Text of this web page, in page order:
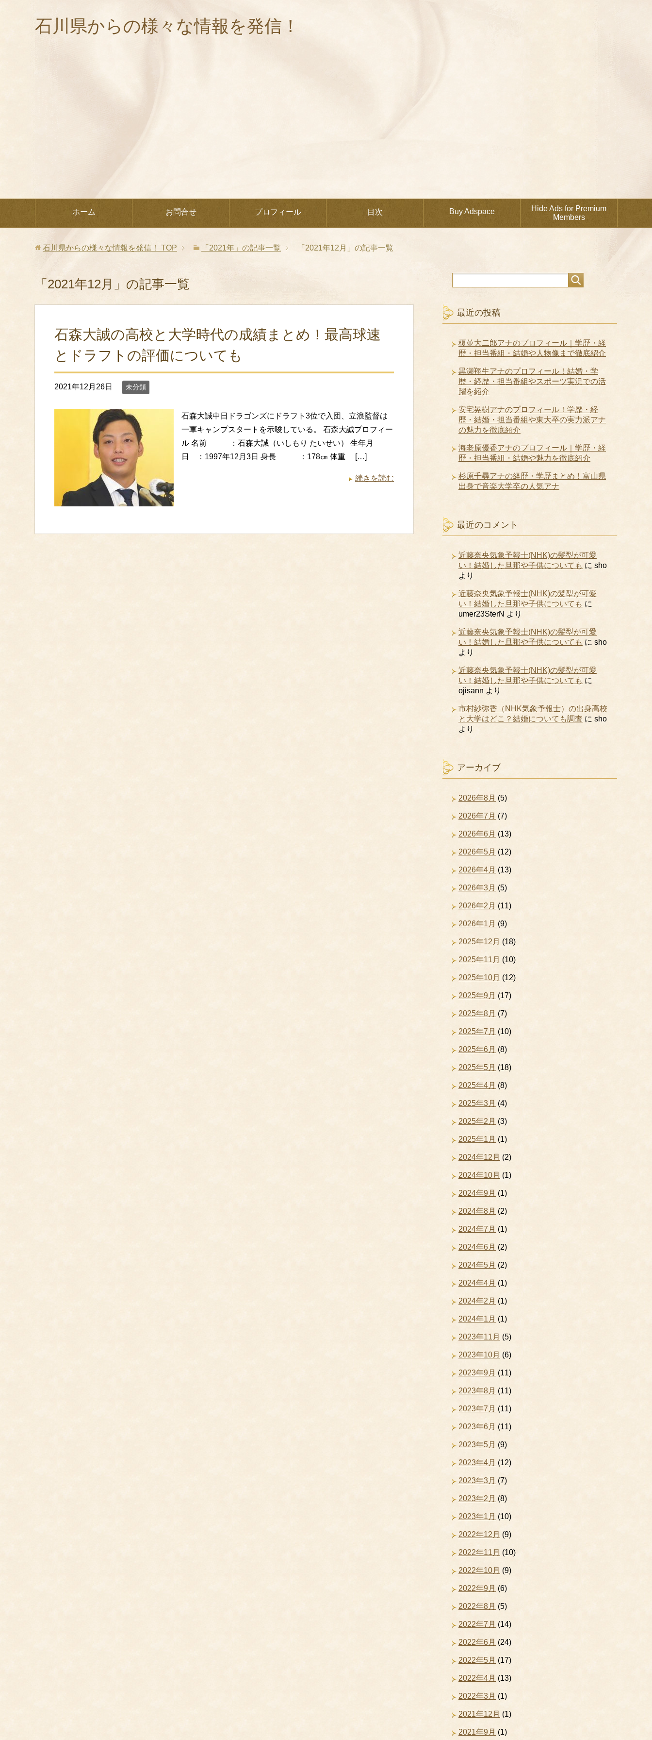
石川県からの様々な情報を発信！
ホーム お問合せ プロフィール 目次 Buy Adspace
Hide Ads for Premium
Members
石川県からの様々な情報を発信！ TOP 「2021年」の記事一覧 「2021年12月」の記事一覧
「2021年12月」の記事一覧
石森大誠の高校と大学時代の成績まとめ！最高球速
とドラフトの評価についても
2021年12月26日 未分類
石森大誠中日ドラゴンズにドラフト3位で入団、立浪監督は
一軍キャンプスタートを示唆している。 石森大誠プロフィー
ル 名前 ：石森大誠（いしもり たいせい） 生年月
日 ：1997年12月3日 身長 ：178㎝ 体重 […]
続きを読む
最近の投稿
榎並大二郎アナのプロフィール｜学歴・経
歴・担当番組・結婚や人物像まで徹底紹介
黒瀬翔生アナのプロフィール！結婚・学
歴・経歴・担当番組やスポーツ実況での活
躍を紹介
安宅晃樹アナのプロフィール！学歴・経
歴・結婚・担当番組や東大卒の実力派アナ
の魅力を徹底紹介
海老原優香アナのプロフィール｜学歴・経
歴・担当番組・結婚や魅力を徹底紹介
杉原千尋アナの経歴・学歴まとめ！富山県
出身で音楽大学卒の人気アナ
最近のコメント
近藤奈央気象予報士(NHK)の髪型が可愛
い！結婚した旦那や子供についても に sho
より
近藤奈央気象予報士(NHK)の髪型が可愛
い！結婚した旦那や子供についても に
umer23SterN より
近藤奈央気象予報士(NHK)の髪型が可愛
い！結婚した旦那や子供についても に sho
より
近藤奈央気象予報士(NHK)の髪型が可愛
い！結婚した旦那や子供についても に
ojisann より
市村紗弥香（NHK気象予報士）の出身高校
と大学はどこ？結婚についても調査 に sho
より
アーカイブ
2026年8月 (5)
2026年7月 (7)
2026年6月 (13)
2026年5月 (12)
2026年4月 (13)
2026年3月 (5)
2026年2月 (11)
2026年1月 (9)
2025年12月 (18)
2025年11月 (10)
2025年10月 (12)
2025年9月 (17)
2025年8月 (7)
2025年7月 (10)
2025年6月 (8)
2025年5月 (18)
2025年4月 (8)
2025年3月 (4)
2025年2月 (3)
2025年1月 (1)
2024年12月 (2)
2024年10月 (1)
2024年9月 (1)
2024年8月 (2)
2024年7月 (1)
2024年6月 (2)
2024年5月 (2)
2024年4月 (1)
2024年2月 (1)
2024年1月 (1)
2023年11月 (5)
2023年10月 (6)
2023年9月 (11)
2023年8月 (11)
2023年7月 (11)
2023年6月 (11)
2023年5月 (9)
2023年4月 (12)
2023年3月 (7)
2023年2月 (8)
2023年1月 (10)
2022年12月 (9)
2022年11月 (10)
2022年10月 (9)
2022年9月 (6)
2022年8月 (5)
2022年7月 (14)
2022年6月 (24)
2022年5月 (17)
2022年4月 (13)
2022年3月 (1)
2021年12月 (1)
2021年9月 (1)